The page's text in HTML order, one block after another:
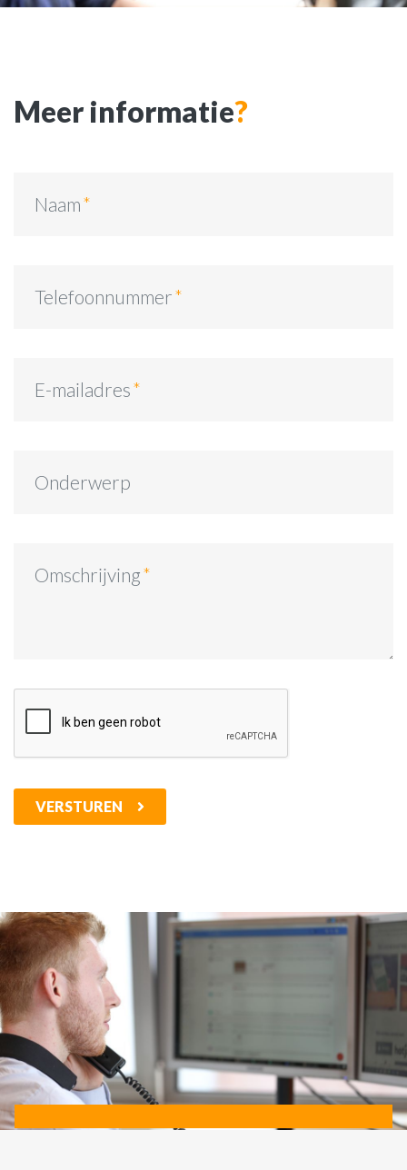
Meer informatie?
Naam
Telefoonnummer
E-mailadres
Onderwerp
Omschrijving
VERSTUREN